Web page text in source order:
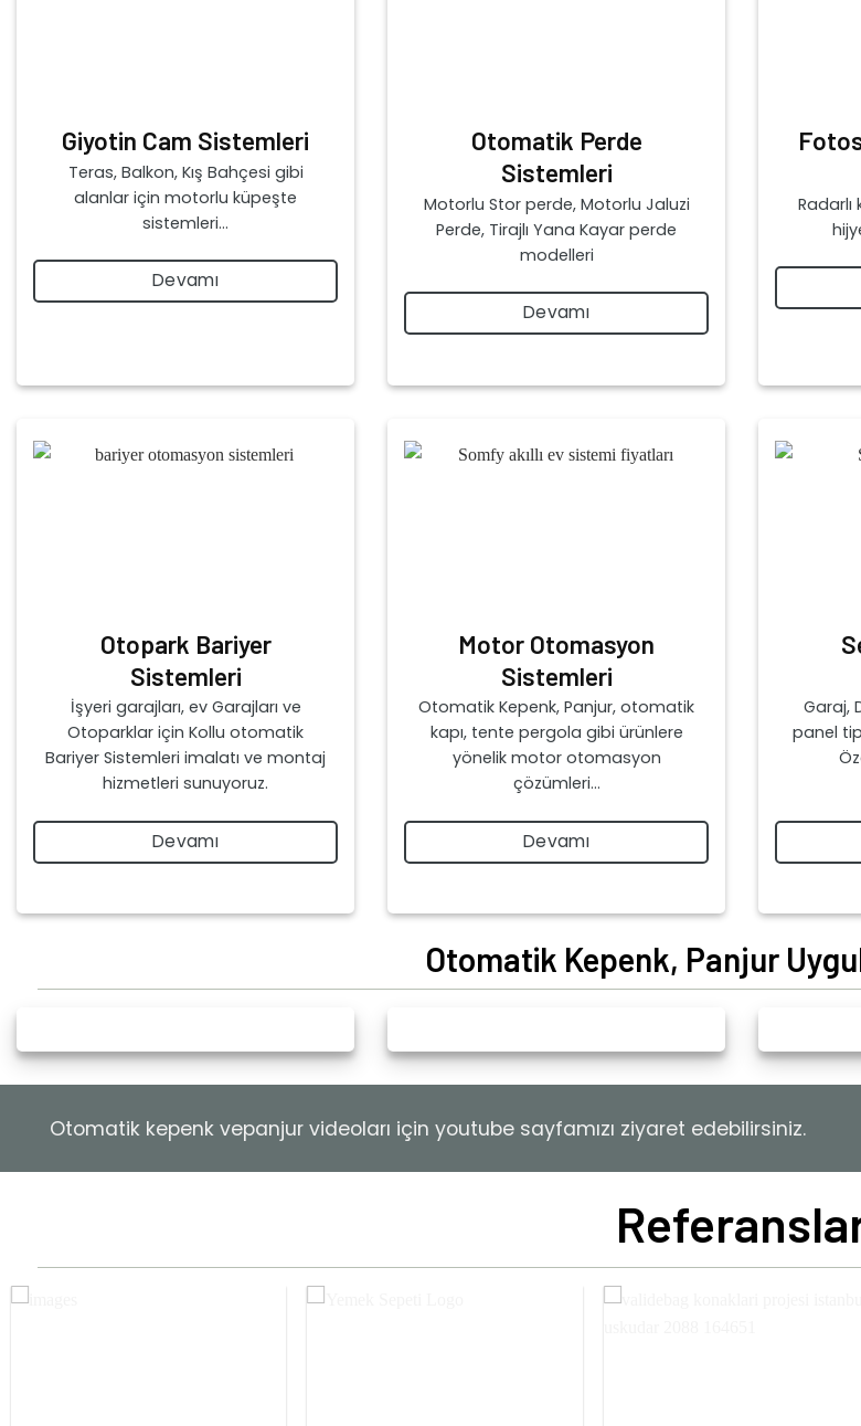
Giyotin Cam Sistemleri
Teras, Balkon, Kış Bahçesi gibi
alanlar için motorlu küpeşte
sistemleri…
Devamı
Otomatik Perde
Sistemleri
Motorlu Stor perde, Motorlu Jaluzi
Perde, Tirajlı Yana Kayar perde
modelleri
Devamı
Otopark Bariyer
Sistemleri
İşyeri garajları, ev Garajları ve
Otoparklar için Kollu otomatik
Bariyer Sistemleri imalatı ve montaj
hizmetleri sunuyoruz.
Devamı
Motor Otomasyon
Sistemleri
Otomatik Kepenk, Panjur, otomatik
kapı, tente pergola gibi ürünlere
yönelik motor otomasyon
çözümleri…
Devamı
Garaj,
panel
Otomatik Kepenk, Panjur
Otomatik kepenk vepanjur videoları için youtube sayfamızı ziyaret edebilirsiniz.